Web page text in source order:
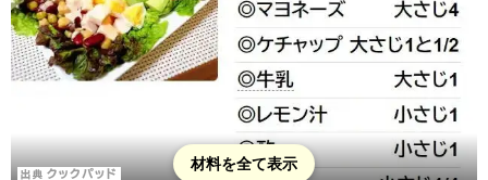
材料を全て表示